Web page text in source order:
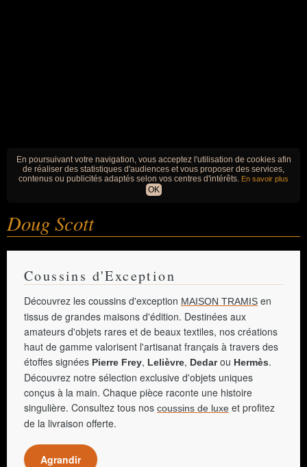
En poursuivant votre navigation, vous acceptez l'utilisation de cookies afin
de réaliser des statistiques d'audiences et vous proposer des services,
contenus ou publicités adaptés selon vos centres d'intérêts. En savoir plus
OK
Doug Scott
Coussins d'Exception
Découvrez les coussins d'exception MAISON TRAMIS en
tissus de grandes maisons d'édition. Destinées aux
amateurs d'objets rares et de beaux textiles, nos créations
haut de gamme valorisent l'artisanat français à travers des
étoffes signées Pierre Frey, Lelièvre, Dedarou Hermès.
Découvrez notre sélection exclusive d'objets uniques
conçus à la main. Chaque pièce raconte une histoire
singulière. Consultez tous nos coussins de luxe et profitez
de la livraison offerte.
Agrandir